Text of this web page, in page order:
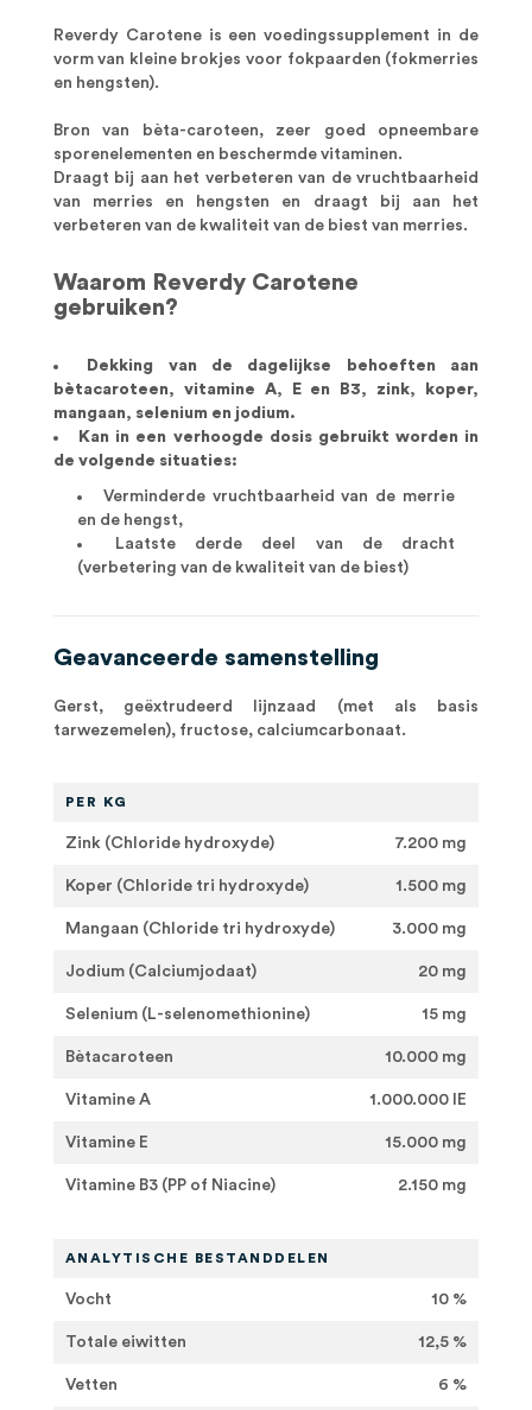
Reverdy Carotene is een voedingssupplement in de
vorm van kleine brokjes voor fokpaarden (fokmerries
en hengsten).
Bron van bèta-caroteen, zeer goed opneembare
sporenelementen en beschermde vitaminen.
Draagt bij aan het verbeteren van de vruchtbaarheid
van merries en hengsten en draagt bij aan het
verbeteren van de kwaliteit van de biest van merries.
Waarom Reverdy Carotene
gebruiken?
Dekking van de dagelijkse behoeften aan
bètacaroteen, vitamine A, E en B3, zink, koper,
mangaan, selenium en jodium.
Kan in een verhoogde dosis gebruikt worden in
de volgende situaties:
Verminderde vruchtbaarheid van de merrie
en de hengst,
Laatste derde deel van de dracht
(verbetering van de kwaliteit van de biest)
Geavanceerde samenstelling
Gerst, geëxtrudeerd lijnzaad (met als basis
tarwezemelen), fructose, calciumcarbonaat.
PER KG
Zink (Chloride hydroxyde) 7.200 mg
Koper (Chloride tri hydroxyde) 1.500 mg
Mangaan (Chloride tri hydroxyde) 3.000 mg
Jodium (Calciumjodaat) 20 mg
Selenium (L-selenomethionine) 15 mg
Bètacaroteen 10.000 mg
Vitamine A 1.000.000 IE
Vitamine E 15.000 mg
Vitamine B3 (PP of Niacine) 2.150 mg
ANALYTISCHE BESTANDDELEN
Vocht 10 %
Totale eiwitten 12,5 %
Vetten 6 %